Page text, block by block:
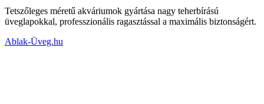
Tetszőleges méretű akváriumok gyártása nagy teherbírású
üveglapokkal, professzionális ragasztással a maximális biztonságért.
Ablak-Üveg.hu